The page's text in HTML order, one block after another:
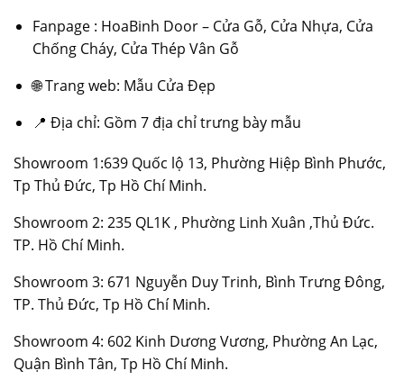
Fanpage : HoaBinh Door – Cửa Gỗ, Cửa Nhựa, Cửa
Chống Cháy, Cửa Thép Vân Gỗ
🌐 Trang web: Mẫu Cửa Đẹp
📍 Địa chỉ: Gồm 7 địa chỉ trưng bày mẫu
Showroom 1:639 Quốc lộ 13, Phường Hiệp Bình Phước,
Tp Thủ Đức, Tp Hồ Chí Minh.
Showroom 2: 235 QL1K , Phường Linh Xuân ,Thủ Đức.
TP. Hồ Chí Minh.
Showroom 3: 671 Nguyễn Duy Trinh, Bình Trưng Đông,
TP. Thủ Đức, Tp Hồ Chí Minh.
Showroom 4: 602 Kinh Dương Vương, Phường An Lạc,
Quận Bình Tân, Tp Hồ Chí Minh.